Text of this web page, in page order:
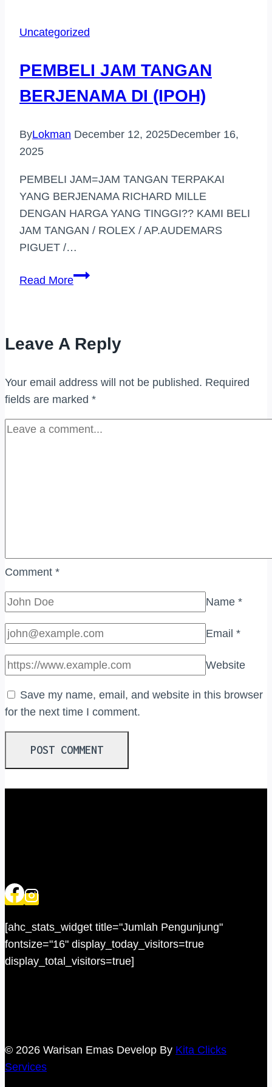
DI
MIDAH
Uncategorized
PEMBELI JAM TANGAN
BERJENAMA DI (IPOH)
ByLokman December 12, 2025December 16,
2025
PEMBELI JAM=JAM TANGAN TERPAKAI
YANG BERJENAMA RICHARD MILLE
DENGAN HARGA YANG TINGGI?? KAMI BELI
JAM TANGAN / ROLEX / AP.AUDEMARS
PIGUET /…
Read MorePEMBELI
DI
Leave A Reply
Your email address will not be published. Required
fields are marked *
Comment *
Name *
Email *
Website
Save my name, email, and website in this browser
for the next time I comment.
[ahc_stats_widget title="Jumlah Pengunjung"
fontsize="16" display_today_visitors=true
display_total_visitors=true]
© 2026 Warisan Emas Develop By Kita Clicks
Services